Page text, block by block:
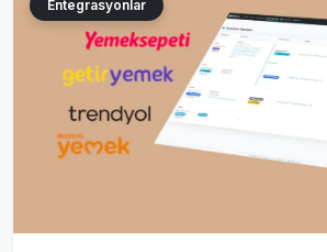
Entegrasyonlar